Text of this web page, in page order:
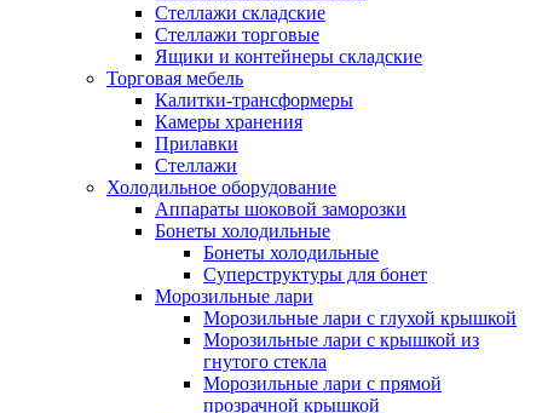
Стеллажи складские
Стеллажи торговые
Ящики и контейнеры складские
Торговая мебель
Калитки-трансформеры
Камеры хранения
Прилавки
Стеллажи
Холодильное оборудование
Аппараты шоковой заморозки
Бонеты холодильные
Бонеты холодильные
Суперструктуры для бонет
Морозильные лари
Морозильные лари с глухой крышкой
Морозильные лари с крышкой из
гнутого стекла
Морозильные лари с прямой
прозрачной крышкой